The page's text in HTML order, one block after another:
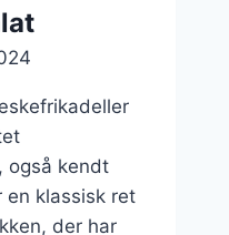
også kendt
en klassisk ret
der har